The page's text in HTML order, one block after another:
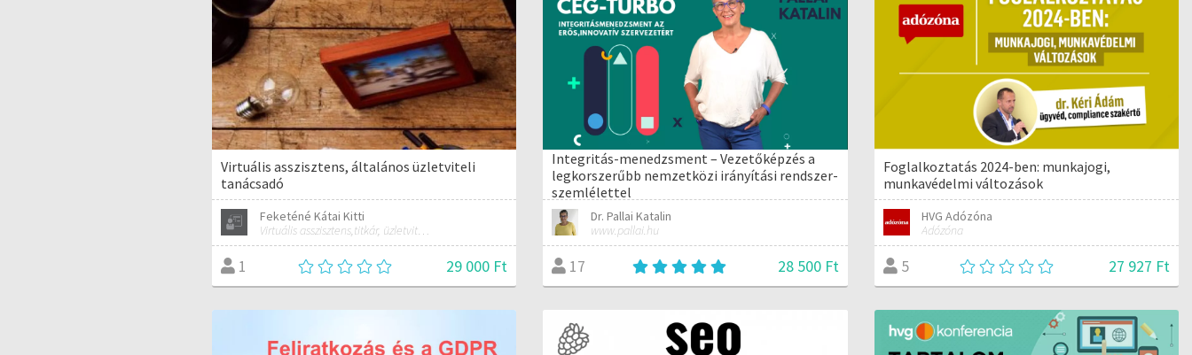
Virtuális asszisztens, általános üzletviteli
tanácsadó
Feketéné Kátai Kitti
Virtuális asszisztens,titkár, üzletviteli tanácsadó
1 29 000 Ft
Integritás-menedzsment – Vezetőképzés a
legkorszerűbb nemzetközi irányítási rendszer-
szemlélettel
Dr. Pallai Katalin
www.pallai.hu
17 28 500 Ft
Foglalkoztatás 2024-ben: munkajogi,
munkavédelmi változások
HVG Adózóna
Adózóna
5 27 927 Ft